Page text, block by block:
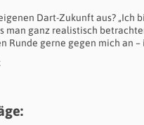
Dart-Zukunft aus? „Ich
man ganz realistisch
Runde gerne gegen mich an